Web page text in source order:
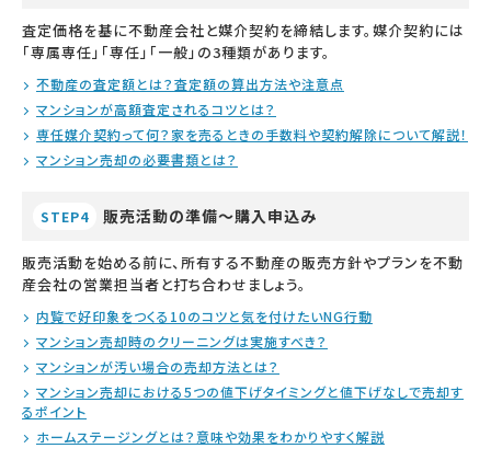
査定価格を基に不動産会社と媒介契約を締結します。媒介契約には
「専属専任」「専任」「一般」の3種類があります。
不動産の査定額とは？査定額の算出方法や注意点
マンションが高額査定されるコツとは？
専任媒介契約って何？家を売るときの手数料や契約解除について解説！
マンション売却の必要書類とは？
STEP4 販売活動の準備～購入申込み
販売活動を始める前に、所有する不動産の販売方針やプランを不動
産会社の営業担当者と打ち合わせましょう。
内覧で好印象をつくる10のコツと気を付けたいNG行動
マンション売却時のクリーニングは実施すべき？
マンションが汚い場合の売却方法とは？
マンション売却における5つの値下げタイミングと値下げなしで売却す
るポイント
ホームステージングとは？意味や効果をわかりやすく解説